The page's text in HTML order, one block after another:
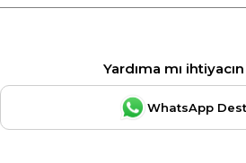
Yardıma mı
WhatsApp